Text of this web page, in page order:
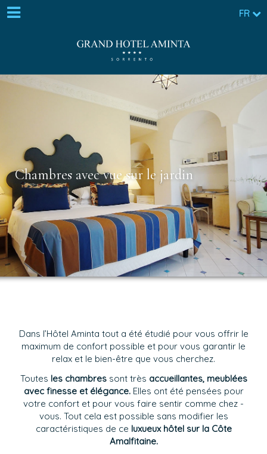
FR
Chambres avec vue sur le jardin
Dans l’Hôtel Aminta tout a été étudié pour vous offrir le
maximum de confort possible et pour vous garantir le
relax et le bien-être que vous cherchez.
Toutes les chambres sont très accueillantes, meublées
avec finesse et élégance. Elles ont été pensées pour
votre confort et pour vous faire sentir comme chez -
vous. Tout cela est possible sans modifier les
caractéristiques de ce luxueux hôtel sur la Côte
Amalfitaine.